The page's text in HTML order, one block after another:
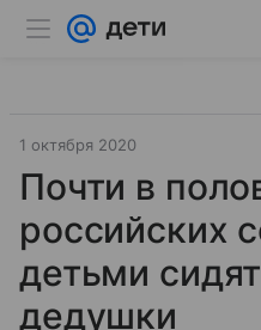
1 октября 2020
Почти в
российских
детьми
дедушки